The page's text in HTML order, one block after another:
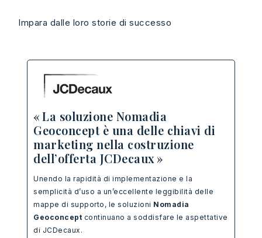
Impara dalle loro storie di successo
« La soluzione Nomadia
Geoconcept è una delle chiavi di
marketing nella costruzione
dell’offerta JCDecaux »
Unendo la rapidità di implementazione e la
semplicità d’uso a un’eccellente leggibilità delle
mappe di supporto, le soluzioni Nomadia
Geoconcept continuano a soddisfare le aspettative
di JCDecaux.